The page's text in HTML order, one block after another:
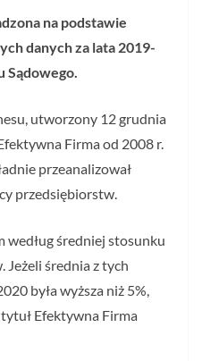
na podstawie
danych za lata 2019-
Sądowego.
utworzony 12 grudnia
Firma od 2008 r.
przeanalizował
przedsiębiorstw.
średniej stosunku
średnia z tych
była wyższa niż 5%,
Efektywna Firma